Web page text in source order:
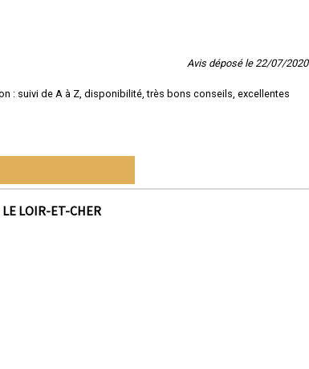
Avis déposé le 22/07/2020
: suivi de A à Z, disponibilité, très bons conseils, excellentes
LE LOIR-ET-CHER